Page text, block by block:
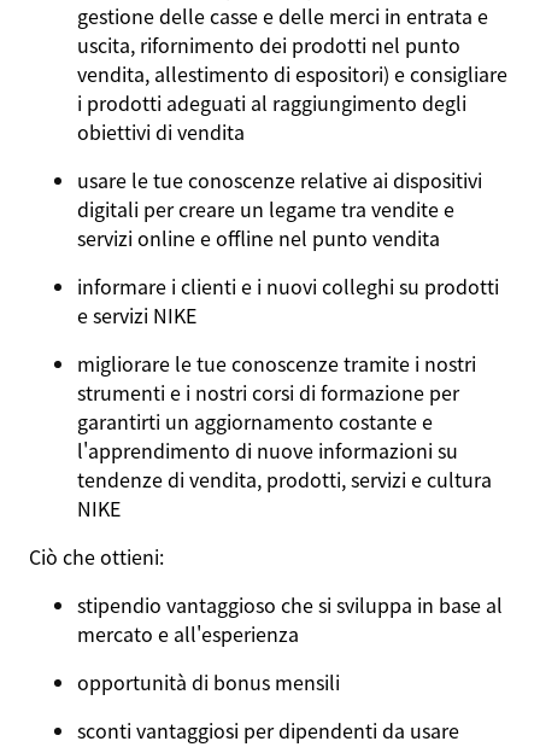
gestione delle casse e delle merci in entrata e
uscita, rifornimento dei prodotti nel punto
vendita, allestimento di espositori) e consigliare
i prodotti adeguati al raggiungimento degli
obiettivi di vendita
usare le tue conoscenze relative ai dispositivi
digitali per creare un legame tra vendite e
servizi online e offline nel punto vendita
informare i clienti e i nuovi colleghi su prodotti
e servizi NIKE
migliorare le tue conoscenze tramite i nostri
strumenti e i nostri corsi di formazione per
garantirti un aggiornamento costante e
l'apprendimento di nuove informazioni su
tendenze di vendita, prodotti, servizi e cultura
NIKE
Ciò che ottieni:
stipendio vantaggioso che si sviluppa in base al
mercato e all'esperienza
opportunità di bonus mensili
sconti vantaggiosi per dipendenti da usare